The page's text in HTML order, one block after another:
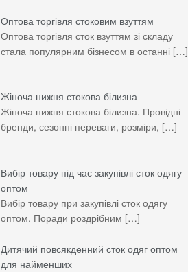
Оптова торгівля стоковим взуттям
Оптова торгівля сток взуттям зі складу
стала популярним бізнесом в останні […]
Жіноча нижня стокова білизна
Жіноча нижня стокова білизна. Провідні
бренди, сезонні переваги, розміри, […]
Вибір товару під час закупівлі сток одягу
оптом
Вибір товару при закупівлі сток одягу
оптом. Поради роздрібним […]
Дитячий повсякденний сток одяг оптом
для найменших